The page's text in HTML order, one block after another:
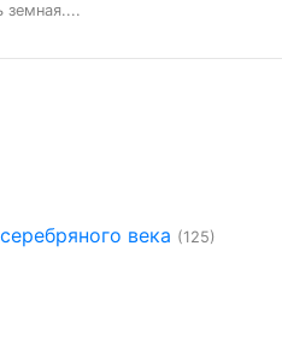
земная....
века (125)